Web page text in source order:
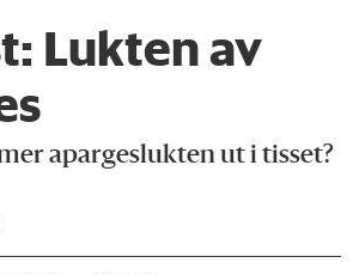
Lukten av
apargeslukten ut i tisset?